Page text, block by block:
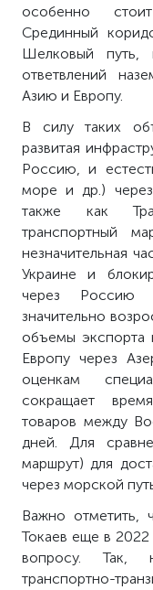
особенно
Срединный
Шелковый путь,
ответвлений
Азию и Европу.
В силу таких
развитая
Россию, и
море и др.)
также как
транспортный
незначительная
Украине и
через Россию
значительно
объемы экспорта
Европу через
оценкам
сокращает
товаров между
дней. Для
маршрут) для
через морской
Важно отметить,
Токаев еще в
вопросу. Так,
транспортно-